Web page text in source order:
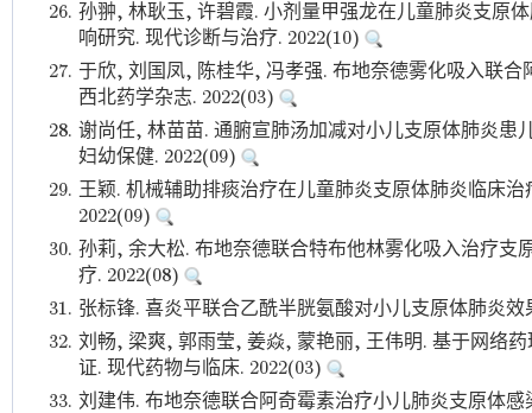
26. 孙翀, 林耿玉, 许碧霞. 小剂量甲强龙在儿童肺炎支原
响研究. 现代诊断与治疗. 2022(10)
27. 于欣, 刘国凤, 陈桂华, 冯孝强. 布地奈德雾化吸入联
西北药学杂志. 2022(03)
28. 谢尚任, 林苗苗. 通腑宣肺汤加减对小儿支原体肺炎患
妇幼保健. 2022(09)
29. 王颖. 机械辅助排痰治疗在儿童肺炎支原体肺炎临床
2022(09)
30. 孙莉, 余大松. 布地奈德联合特布他林雾化吸入治疗支
疗. 2022(08)
31. 张标锋. 喜炎平联合乙酰半胱氨酸对小儿支原体肺炎
32. 刘畅, 梁爽, 郭雨莹, 姜焱, 蒙艳丽, 王伟明. 基于网络
证. 现代药物与临床. 2022(03)
33. 刘建伟. 布地奈德联合阿奇霉素治疗小儿肺炎支原体